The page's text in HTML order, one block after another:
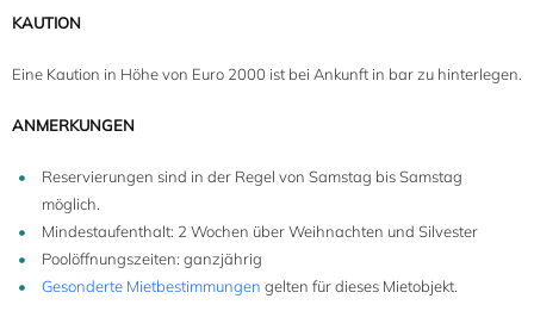
KAUTION
Eine Kaution in Höhe von Euro 2000 ist bei Ankunft in bar zu hinterlegen.
ANMERKUNGEN
Reservierungen sind in der Regel von Samstag bis Samstag
möglich.
Mindestaufenthalt: 2 Wochen über Weihnachten und Silvester
Poolöffnungszeiten: ganzjährig
Gesonderte Mietbestimmungen gelten für dieses Mietobjekt.